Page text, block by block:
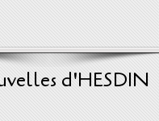
d'HESDIN